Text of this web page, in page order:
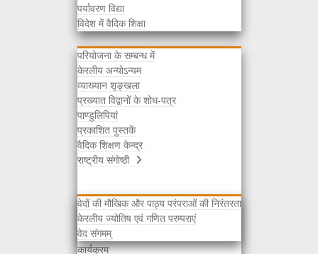
पर्यावरण विद्या
विदेश में वैदिक शिक्षा
अन्य
परियोजना के सम्बन्ध में
केरलीय अन्योऽन्यम
व्याख्यान शृङ्खला
प्रख्यात विद्वानों के शोध-पत्र
पाण्डुलिपियां
प्रकाशित पुस्तकें
वैदिक शिक्षण केन्द्र
राष्ट्रीय संगोष्ठी
वेदों की मौखिक और पाठ्य परंपराओं की निरंतरता
केरलीय ज्योतिष एवं गणित परम्पराएं
वेद संगमम्
चयनित विद्वानों की सूची
अभिस्वीकृति / प्राप्ति सूचना
कार्यक्रम